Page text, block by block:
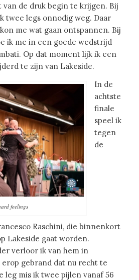
van de druk begin te krijgen. Bij
twee legs onnodig weg. Daar
me wat gaan ontspannen. Bij
ik me in een goede wedstrijd
Op dat moment lijk ik een
te zijn van Lakeside.
feelings
In de
achtste
finale
speel ik
tegen
de
Raschini, die binnenkort
Lakeside gaat worden.
verloor ik van hem in
erop gebrand dat nu recht te
leg mis ik twee pijlen vanaf 56